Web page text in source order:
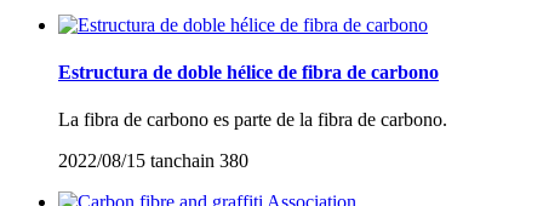
Estructura de doble hélice de fibra de carbono
La fibra de carbono es parte de la fibra de carbono.
2022/08/15 tanchain 380